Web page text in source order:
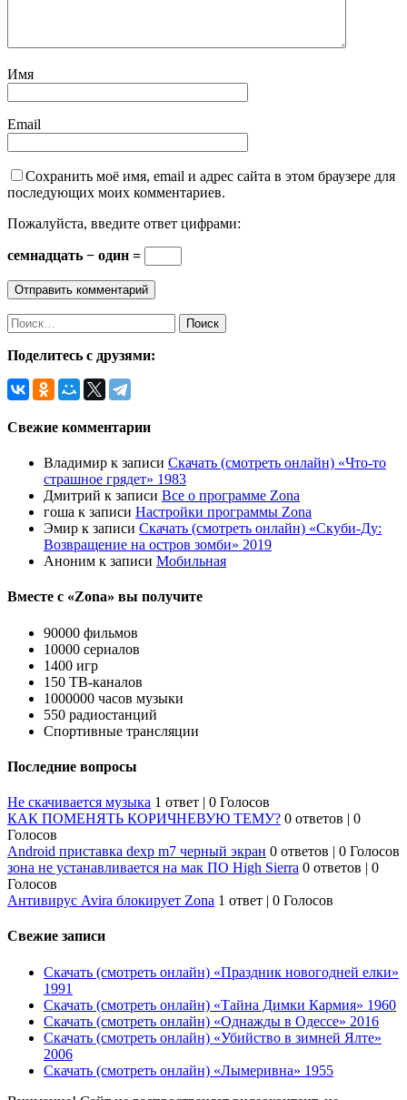
Имя
Email
Сохранить моё имя, email и адрес сайта в этом браузере для
последующих моих комментариев.
Пожалуйста, введите ответ цифрами:
семнадцать − один =
Найти:
Поделитесь с друзями:
Свежие комментарии
Владимир к записи Скачать (смотреть онлайн) «Что-то
страшное грядет» 1983
Дмитрий к записи Все о программе Zona
гоша к записи Настройки программы Zona
Эмир к записи Скачать (смотреть онлайн) «Скуби-Ду:
Возвращение на остров зомби» 2019
Аноним к записи Мобильная
Вместе с «Zona» вы получите
90000 фильмов
10000 сериалов
1400 игр
150 ТВ-каналов
1000000 часов музыки
550 радиостанций
Спортивные трансляции
Последние вопросы
Не скачивается музыка 1 ответ | 0 Голосов
КАК ПОМЕНЯТЬ КОРИЧНЕВУЮ ТЕМУ? 0 ответов | 0
Голосов
Android приставка dexp m7 черный экран 0 ответов | 0 Голосов
зона не устанавливается на мак ПО High Sierra 0 ответов | 0
Голосов
Антивирус Avira блокирует Zona 1 ответ | 0 Голосов
Свежие записи
Скачать (смотреть онлайн) «Праздник новогодней елки»
1991
Скачать (смотреть онлайн) «Тайна Димки Кармия» 1960
Скачать (смотреть онлайн) «Однажды в Одессе» 2016
Скачать (смотреть онлайн) «Убийство в зимней Ялте»
2006
Скачать (смотреть онлайн) «Лымеривна» 1955